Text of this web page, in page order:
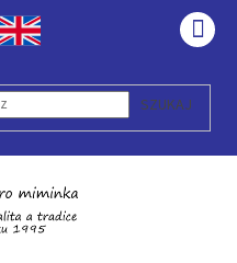
SZUKAJ